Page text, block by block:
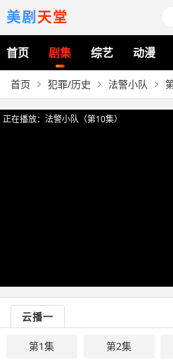
美剧天堂
首页 剧集 综艺 动漫
首页 犯罪/历史 法警小队
正在播放：法警小队（第10集）
云播一
第1集 第2集